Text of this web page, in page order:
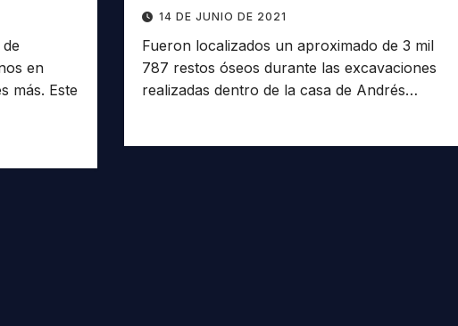
en
más. Este
14 DE JUNIO DE 2021
Fueron localizados un aproximado de 3 mil
787 restos óseos durante las excavaciones
realizadas dentro de la casa de Andrés…